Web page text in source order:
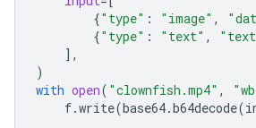
{"type" : "image" ,
{"type" : "text" ,
],
)
with open( "clownfish.mp4" ,
f.write(base64.b64decode(